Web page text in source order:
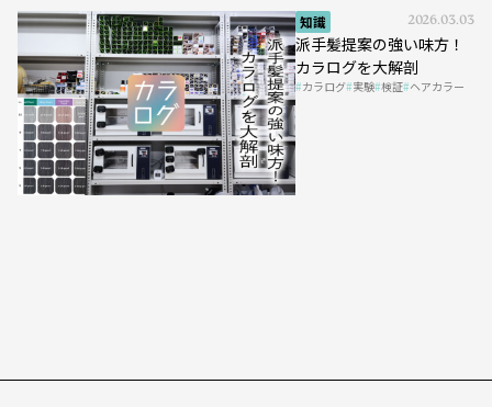
知識 2026.03.03
派手髪提案の強い味方！
カラログを大解剖
カラログ 実験 検証 ヘアカラー